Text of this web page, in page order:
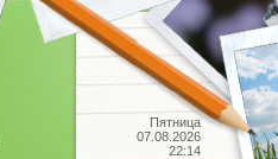
Пятница
07.08.2026
22:14